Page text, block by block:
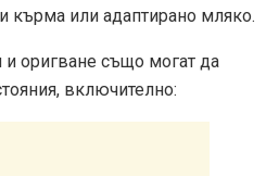
кърма или адаптирано мляко.
оригване също могат да
включително: